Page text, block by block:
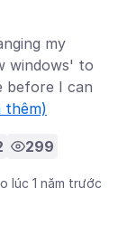
my
windows' to
before I can
thêm)
299
lúc 1 năm trước